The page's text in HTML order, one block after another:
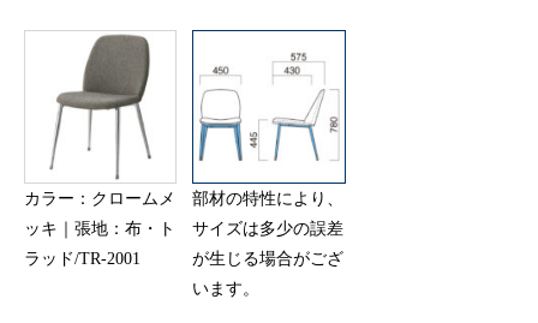
カラー：クロームメ
ッキ｜張地：布・ト
ラッド/TR-2001
部材の特性により、
サイズは多少の誤差
が生じる場合がござ
います。